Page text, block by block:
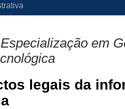
Especialização em
legais da